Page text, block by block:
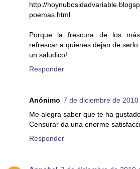
http://
poemas.html
Porque la frescura de los
refrescar a quienes dejan de serlo
un saludico!
Responder
Anónimo 7 de diciembre de
Me alegra saber que te ha
Censurar da una enorme
Responder